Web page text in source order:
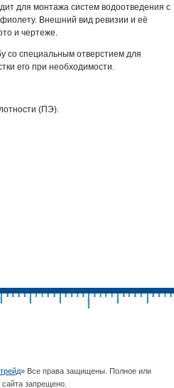
для монтажа систем водоотведения с
Внешний вид ревизии и её
и чертеже.
со специальным отверстием для
его при необходимости.
(ПЭ).
» Все права защищены. Полное или
запрещено.